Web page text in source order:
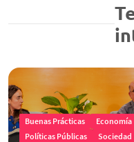
Buenas Prácticas Economía
Políticas Públicas
Sociedad